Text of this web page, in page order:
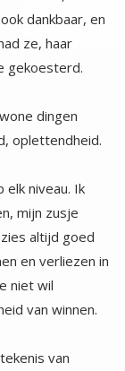
dankbaar, en
ze, haar
gekoesterd.
dingen
oplettendheid.
elk niveau. Ik
mijn zusje
altijd goed
en verliezen in
niet wil
van winnen.
van